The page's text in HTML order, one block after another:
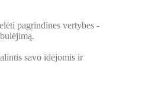
pagrindines vertybes -
savo idėjomis ir